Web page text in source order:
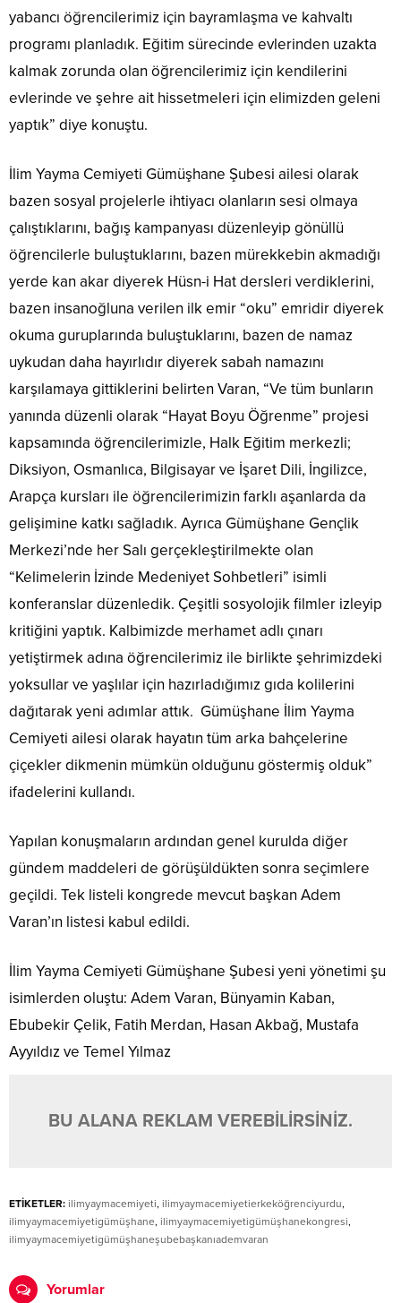
yabancı öğrencilerimiz için bayramlaşma ve kahvaltı
programı planladık. Eğitim sürecinde evlerinden uzakta
kalmak zorunda olan öğrencilerimiz için kendilerini
evlerinde ve şehre ait hissetmeleri için elimizden geleni
yaptık” diye konuştu.
İlim Yayma Cemiyeti Gümüşhane Şubesi ailesi olarak
bazen sosyal projelerle ihtiyacı olanların sesi olmaya
çalıştıklarını, bağış kampanyası düzenleyip gönüllü
öğrencilerle buluştuklarını, bazen mürekkebin akmadığı
yerde kan akar diyerek Hüsn-i Hat dersleri verdiklerini,
bazen insanoğluna verilen ilk emir “oku” emridir diyerek
okuma guruplarında buluştuklarını, bazen de namaz
uykudan daha hayırlıdır diyerek sabah namazını
karşılamaya gittiklerini belirten Varan, “Ve tüm bunların
yanında düzenli olarak “Hayat Boyu Öğrenme” projesi
kapsamında öğrencilerimizle, Halk Eğitim merkezli;
Diksiyon, Osmanlıca, Bilgisayar ve İşaret Dili, İngilizce,
Arapça kursları ile öğrencilerimizin farklı aşanlarda da
gelişimine katkı sağladık. Ayrıca Gümüşhane Gençlik
Merkezi’nde her Salı gerçekleştirilmekte olan
“Kelimelerin İzinde Medeniyet Sohbetleri” isimli
konferanslar düzenledik. Çeşitli sosyolojik filmler izleyip
kritiğini yaptık. Kalbimizde merhamet adlı çınarı
yetiştirmek adına öğrencilerimiz ile birlikte şehrimizdeki
yoksullar ve yaşlılar için hazırladığımız gıda kolilerini
dağıtarak yeni adımlar attık. Gümüşhane İlim Yayma
Cemiyeti ailesi olarak hayatın tüm arka bahçelerine
çiçekler dikmenin mümkün olduğunu göstermiş olduk”
ifadelerini kullandı.
Yapılan konuşmaların ardından genel kurulda diğer
gündem maddeleri de görüşüldükten sonra seçimlere
geçildi. Tek listeli kongrede mevcut başkan Adem
Varan’ın listesi kabul edildi.
İlim Yayma Cemiyeti Gümüşhane Şubesi yeni yönetimi şu
isimlerden oluştu: Adem Varan, Bünyamin Kaban,
Ebubekir Çelik, Fatih Merdan, Hasan Akbağ, Mustafa
Ayyıldız ve Temel Yılmaz
BU ALANA REKLAM VEREBİLİRSİNİZ.
ETİKETLER: ilimyaymacemiyeti, ilimyaymacemiyetierkeköğrenciyurdu,
ilimyaymacemiyetigümüşhane, ilimyaymacemiyetigümüşhanekongresi,
ilimyaymacemiyetigümüşhaneşubebaşkanıademvaran
Yorumlar